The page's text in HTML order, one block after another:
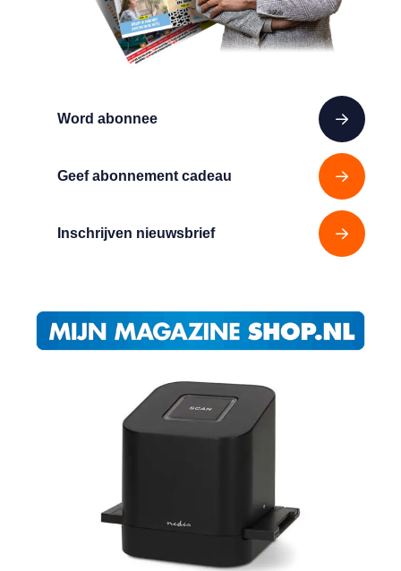
Word abonnee
Geef abonnement cadeau
Inschrijven nieuwsbrief